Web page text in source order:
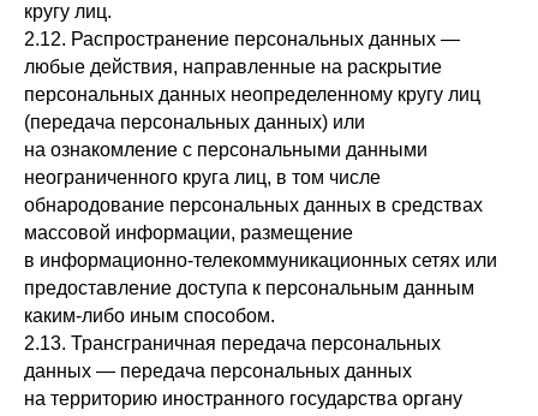
кругу лиц.
2.12. Распространение персональных данных —
любые действия, направленные на раскрытие
персональных данных неопределенному кругу лиц
(передача персональных данных) или
на ознакомление с персональными данными
неограниченного круга лиц, в том числе
обнародование персональных данных в средствах
массовой информации, размещение
в информационно-телекоммуникационных сетях или
предоставление доступа к персональным данным
каким-либо иным способом.
2.13. Трансграничная передача персональных
данных — передача персональных данных
на территорию иностранного государства органу